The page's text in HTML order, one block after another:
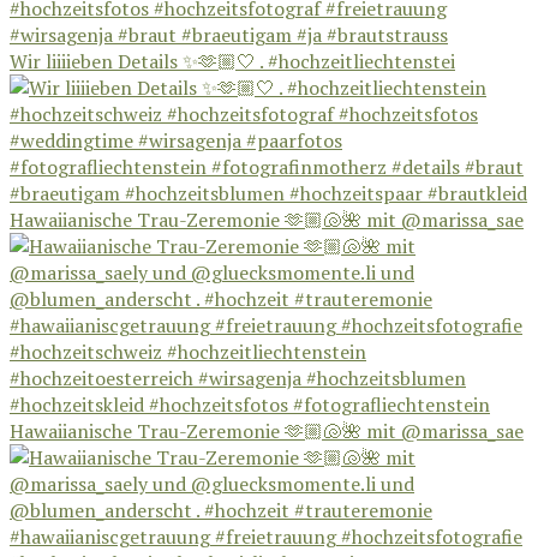
Wir liiiieben Details ✨🫶🏼🤍 . #hochzeitliechtenstei
Hawaiianische Trau-Zeremonie 🫶🏼🐚🌺 mit @marissa_sae
Hawaiianische Trau-Zeremonie 🫶🏼🐚🌺 mit @marissa_sae